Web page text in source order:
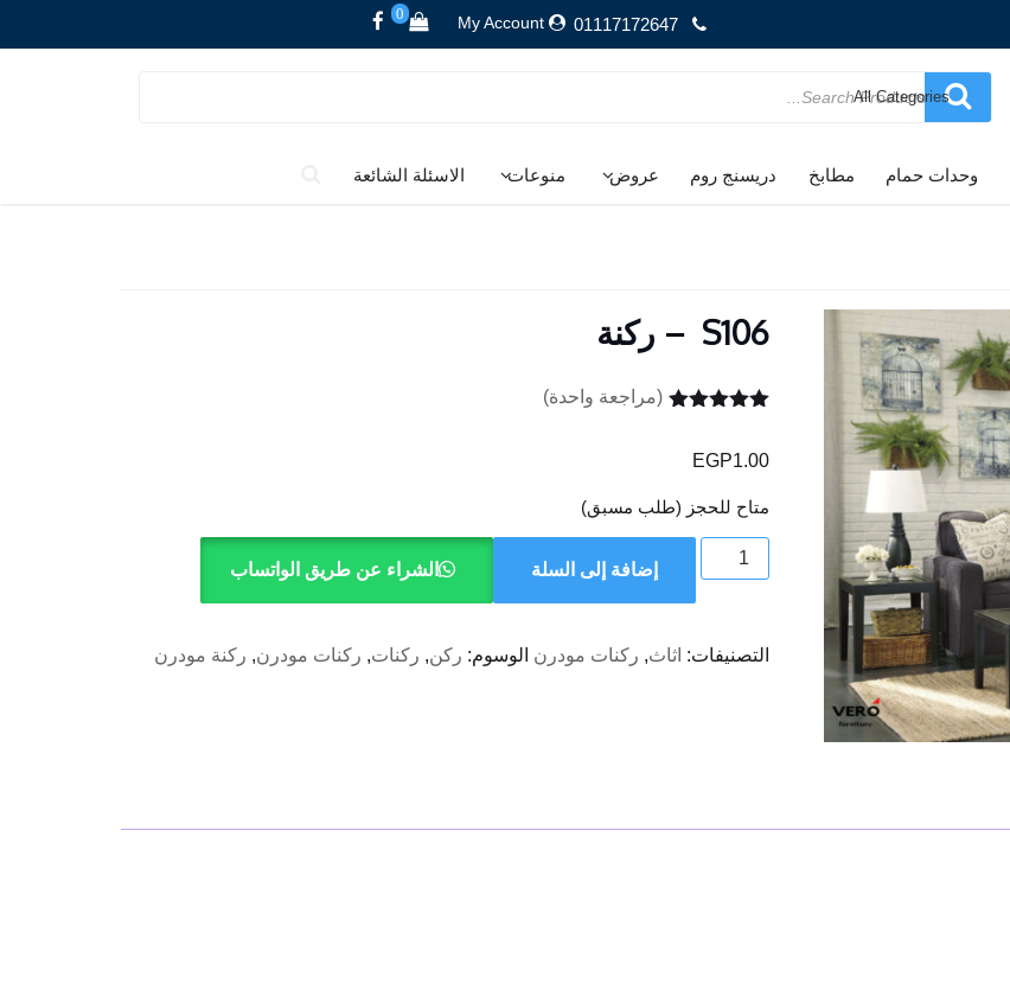
01117172647
My Account
0
Search
for
وحدات حمام مطابخ دريسنج روم عروض منوعات الاسئلة الشائعة
S106 – ركنة
بناءً على
واحد
(مراجعة واحدة)
EGP1.00
متاح للحجز (طلب مسبق)
كمية
S106
إضافة إلى السلة الشراء عن طريق الواتساب
التصنيفات: اثاث, ركنات مودرن الوسوم: ركن, ركنات, ركنات مودرن, ركنة مودرن